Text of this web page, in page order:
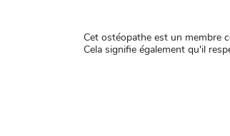
Cet ostéopathe est un membre
Cela signifie également qu'il